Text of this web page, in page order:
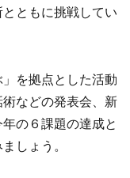
ともに挑戦してい
を拠点とした活動
などの発表会、新
の６課題の達成と
しょう。